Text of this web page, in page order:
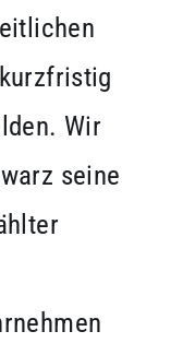
Wir
seine